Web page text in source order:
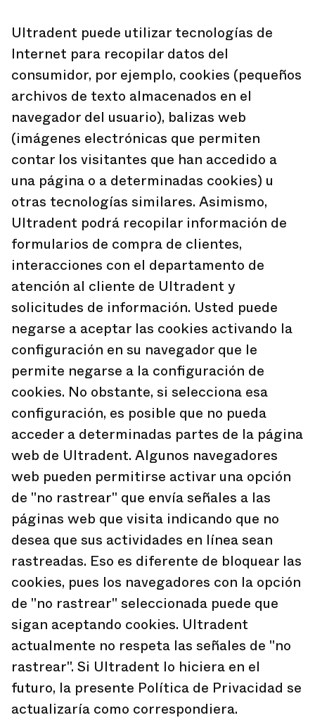
Ultradent puede utilizar tecnologías de
Internet para recopilar datos del
consumidor, por ejemplo, cookies (pequeños
archivos de texto almacenados en el
navegador del usuario), balizas web
(imágenes electrónicas que permiten
contar los visitantes que han accedido a
una página o a determinadas cookies) u
otras tecnologías similares. Asimismo,
Ultradent podrá recopilar información de
formularios de compra de clientes,
interacciones con el departamento de
atención al cliente de Ultradent y
solicitudes de información. Usted puede
negarse a aceptar las cookies activando la
configuración en su navegador que le
permite negarse a la configuración de
cookies. No obstante, si selecciona esa
configuración, es posible que no pueda
acceder a determinadas partes de la página
web de Ultradent. Algunos navegadores
web pueden permitirse activar una opción
de "no rastrear" que envía señales a las
páginas web que visita indicando que no
desea que sus actividades en línea sean
rastreadas. Eso es diferente de bloquear las
cookies, pues los navegadores con la opción
de "no rastrear" seleccionada puede que
sigan aceptando cookies. Ultradent
actualmente no respeta las señales de "no
rastrear". Si Ultradent lo hiciera en el
futuro, la presente Política de Privacidad se
actualizaría como correspondiera.